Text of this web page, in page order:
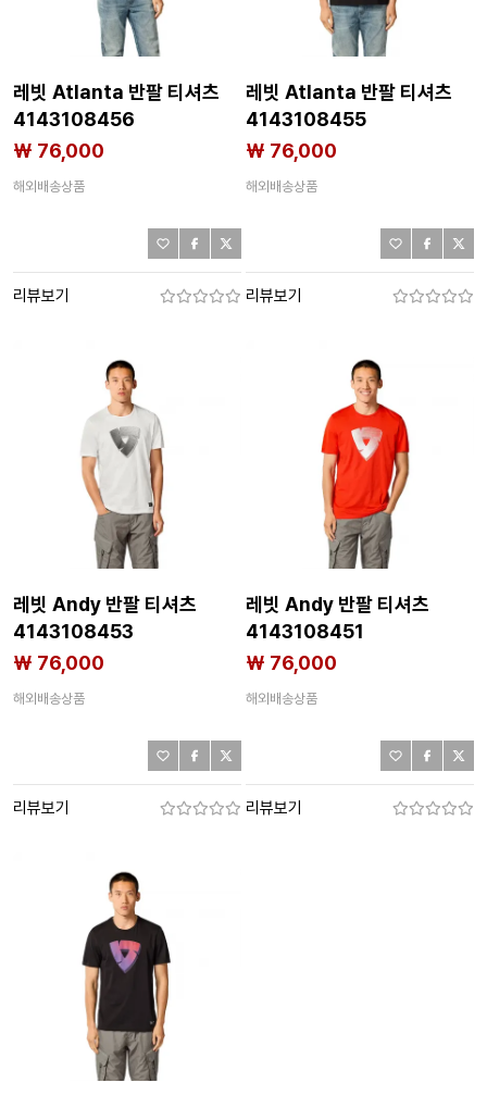
레빗 Atlanta 반팔 티셔츠
4143108456
₩ 76,000
해외배송상품
리뷰보기
레빗 Atlanta 반팔 티셔츠
4143108455
₩ 76,000
해외배송상품
리뷰보기
레빗 Andy 반팔 티셔츠
4143108453
₩ 76,000
해외배송상품
리뷰보기
레빗 Andy 반팔 티셔츠
4143108451
₩ 76,000
해외배송상품
리뷰보기